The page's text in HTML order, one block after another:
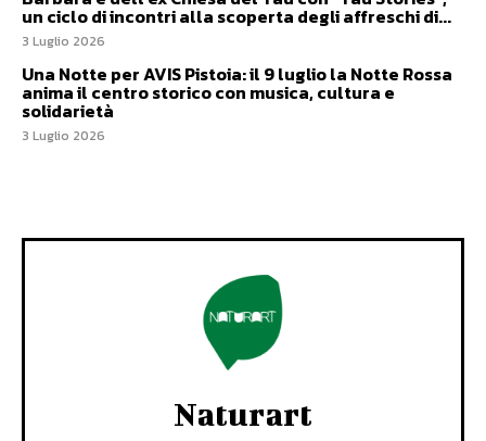
un ciclo di incontri alla scoperta degli affreschi di...
3 Luglio 2026
Una Notte per AVIS Pistoia: il 9 luglio la Notte Rossa
anima il centro storico con musica, cultura e
solidarietà
3 Luglio 2026
Naturart